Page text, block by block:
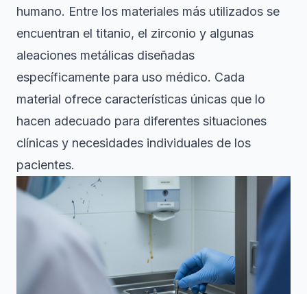
humano. Entre los materiales más utilizados se
encuentran el titanio, el zirconio y algunas
aleaciones metálicas diseñadas
específicamente para uso médico. Cada
material ofrece características únicas que lo
hacen adecuado para diferentes situaciones
clínicas y necesidades individuales de los
pacientes.